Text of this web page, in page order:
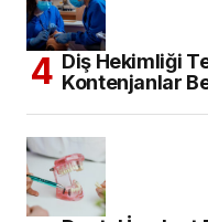
Diş Hekimliği
Kontenjanlar